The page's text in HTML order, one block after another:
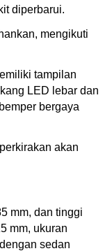
diperbarui.
mengikuti
tampilan
LED lebar dan
bergaya
akan
mm, dan tinggi
mm, ukuran
sedan